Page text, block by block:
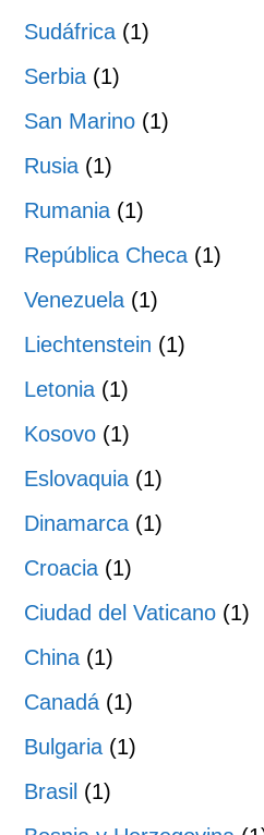
Sudáfrica (1)
Serbia (1)
San Marino (1)
Rusia (1)
Rumania (1)
República Checa (1)
Venezuela (1)
Liechtenstein (1)
Letonia (1)
Kosovo (1)
Eslovaquia (1)
Dinamarca (1)
Croacia (1)
Ciudad del Vaticano (1)
China (1)
Canadá (1)
Bulgaria (1)
Brasil (1)